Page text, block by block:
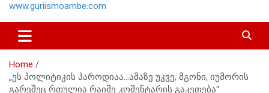
n
www.guriismoambe.com
Home
„ეს პოლიტიკის პაროდიაა…ამაზე უკვე, მგონი, იუმორის
გარეშეც რთულია რაიმე კომენტარის გაკეთება“